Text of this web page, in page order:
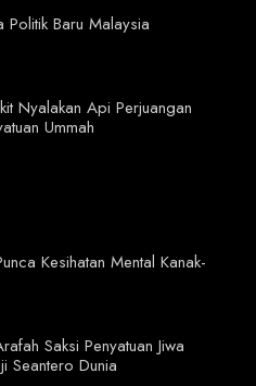
Politik Baru Malaysia
Nyalakan Api Perjuangan
Ummah
Kesihatan Mental Kanak-
Saksi Penyatuan Jiwa
Seantero Dunia